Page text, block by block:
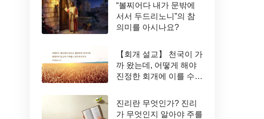
“볼찌어다 내가 문밖에
서서 두드리노니”의 참
의미를 아시나요?
【회개 설교】 천국이 가
까 왔는데, 어떻게 해야
진정한 회개에 이를 수
진리란 무엇인가? 진리
가 무엇인지 알아야 주를